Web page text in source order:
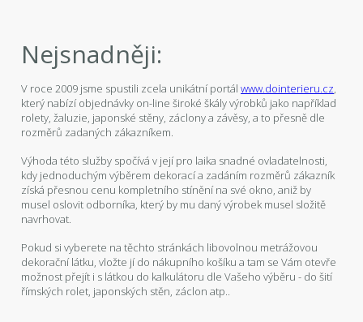
Nejsnadněji:
V roce 2009 jsme spustili zcela unikátní portálwww.dointerieru.cz,
který nabízí objednávky on-line široké škály výrobků jako například
rolety, žaluzie, japonské stěny, záclony a závěsy, a to přesně dle
rozměrů zadaných zákazníkem.
Výhoda této služby spočívá v její pro laika snadné ovladatelnosti,
kdy jednoduchým výběrem dekorací a zadáním rozměrů zákazník
získá přesnou cenu kompletního stínění na své okno, aniž by
musel oslovit odborníka, který by mu daný výrobek musel složitě
navrhovat.
Pokud si vyberete na těchto stránkách libovolnou metrážovou
dekorační látku, vložte jí do nákupního košíku a tam se Vám otevře
možnost přejít i s látkou do kalkulátoru dle Vašeho výběru - do šití
římských rolet, japonských stěn, záclon atp..